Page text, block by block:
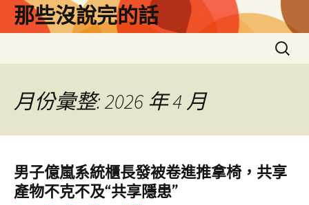
那些沒說完的話
搜
尋
月份彙整: 2026 年 4 月
男子億嵐系統櫃長發被卷進推拿椅，共享
產物不克不及“共享隱患”